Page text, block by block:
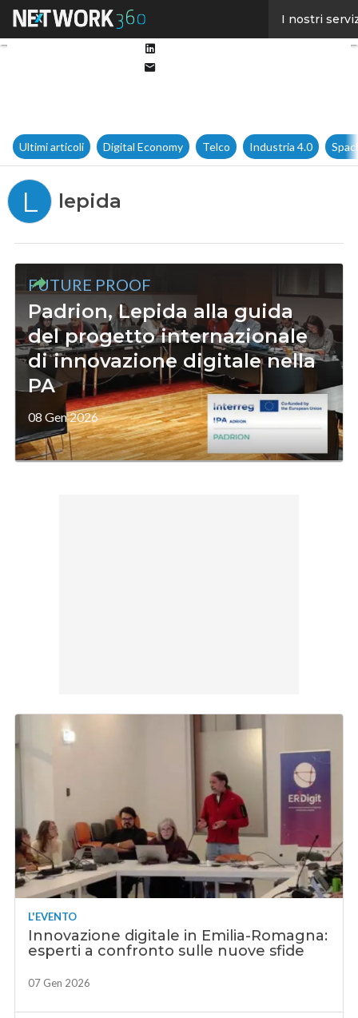
I nostri
Ultimi articoli Digital Economy Telco Industria 4.0
L lepida
FUTURE PROOF
Padrion, Lepida alla guida
del progetto internazionale
di innovazione digitale nella
PA
08 Gen 2026
L'EVENTO
Innovazione digitale in Emilia-Romagna:
esperti a confronto sulle nuove sfide
07 Gen 2026